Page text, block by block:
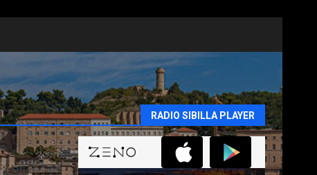
RADIO SIBILLA PLAYER